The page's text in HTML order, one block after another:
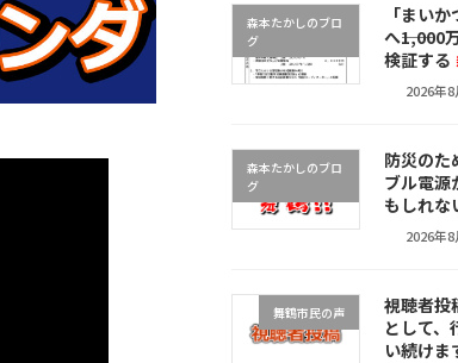
森本たかしのブロ
グ
「まい
へ
検証する
2026年8
森本たかしのブロ
グ
防災のた
ブル電源
もしれな
2026年8
舞鶴市民の声
視聴者投
として、
い続けま